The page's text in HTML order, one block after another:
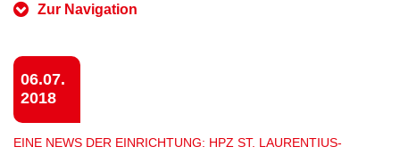
Zur Navigation
06.07.
2018
EINE NEWS DER EINRICHTUNG: HPZ ST. LAURENTIUS-